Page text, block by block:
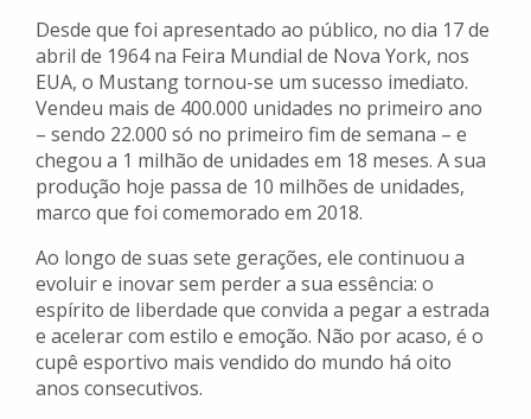
Desde que foi apresentado ao público, no dia 17 de
abril de 1964 na Feira Mundial de Nova York, nos
EUA, o Mustang tornou-se um sucesso imediato.
Vendeu mais de 400.000 unidades no primeiro ano
– sendo 22.000 só no primeiro fim de semana – e
chegou a 1 milhão de unidades em 18 meses. A sua
produção hoje passa de 10 milhões de unidades,
marco que foi comemorado em 2018.
Ao longo de suas sete gerações, ele continuou a
evoluir e inovar sem perder a sua essência: o
espírito de liberdade que convida a pegar a estrada
e acelerar com estilo e emoção. Não por acaso, é o
cupê esportivo mais vendido do mundo há oito
anos consecutivos.